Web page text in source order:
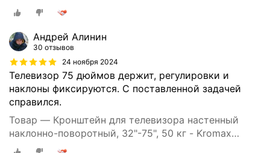
Андрей Алинин
30 отзывов
24 ноября 2024
Телевизор 75 дюймов держит, регулировки и
наклоны фиксируются. С поставленной задачей
справился.
Товар — Кронштейн для телевизора настенный
наклонно-поворотный, 32"-75", 50 кг - Kromax
ATLANTIS-80